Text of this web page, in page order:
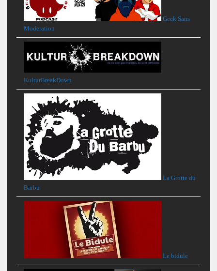
Geek Sans
Moderation
KulturBreakDown
La Grotte du
Barbu
Le bidule